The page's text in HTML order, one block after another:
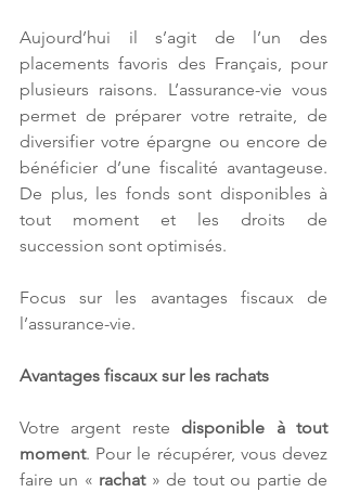
Aujourd’hui il s’agit de l’un des
placements favoris des Français, pour
plusieurs raisons. L’assurance-vie vous
permet de préparer votre retraite, de
diversifier votre épargne ou encore de
bénéficier d’une fiscalité avantageuse.
De plus, les fonds sont disponibles à
tout moment et les droits de
succession sont optimisés.
Focus sur les avantages fiscaux de
l’assurance-vie.
Avantages fiscaux sur les rachats
Votre argent reste disponible à tout
moment. Pour le récupérer, vous devez
faire un « rachat » de tout ou partie de